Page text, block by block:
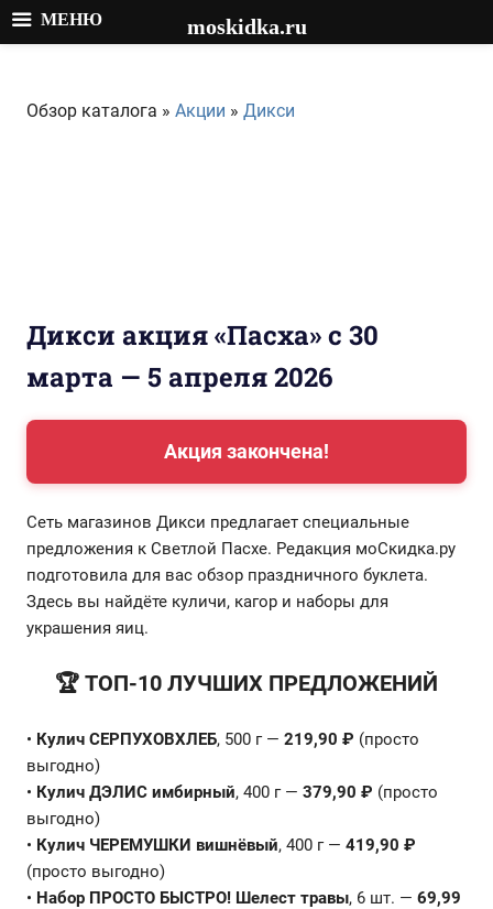
содержимому
Обзор каталога » Акции » Дикси
Дикси акция «Пасха» с 30
марта — 5 апреля 2026
Акция закончена!
Сеть магазинов Дикси предлагает специальные
предложения к Светлой Пасхе. Редакция моСкидка.ру
подготовила для вас обзор праздничного буклета.
Здесь вы найдёте куличи, кагор и наборы для
украшения яиц.
🏆 ТОП-10 ЛУЧШИХ ПРЕДЛОЖЕНИЙ
• Кулич СЕРПУХОВХЛЕБ, 500 г — 219,90 ₽ (просто
выгодно)
• Кулич ДЭЛИС имбирный, 400 г — 379,90 ₽ (просто
выгодно)
• Кулич ЧЕРЕМУШКИ вишнёвый, 400 г — 419,90 ₽
(просто выгодно)
• Набор ПРОСТО БЫСТРО! Шелест травы, 6 шт. — 69,99
МЕНЮ moskidka.ru